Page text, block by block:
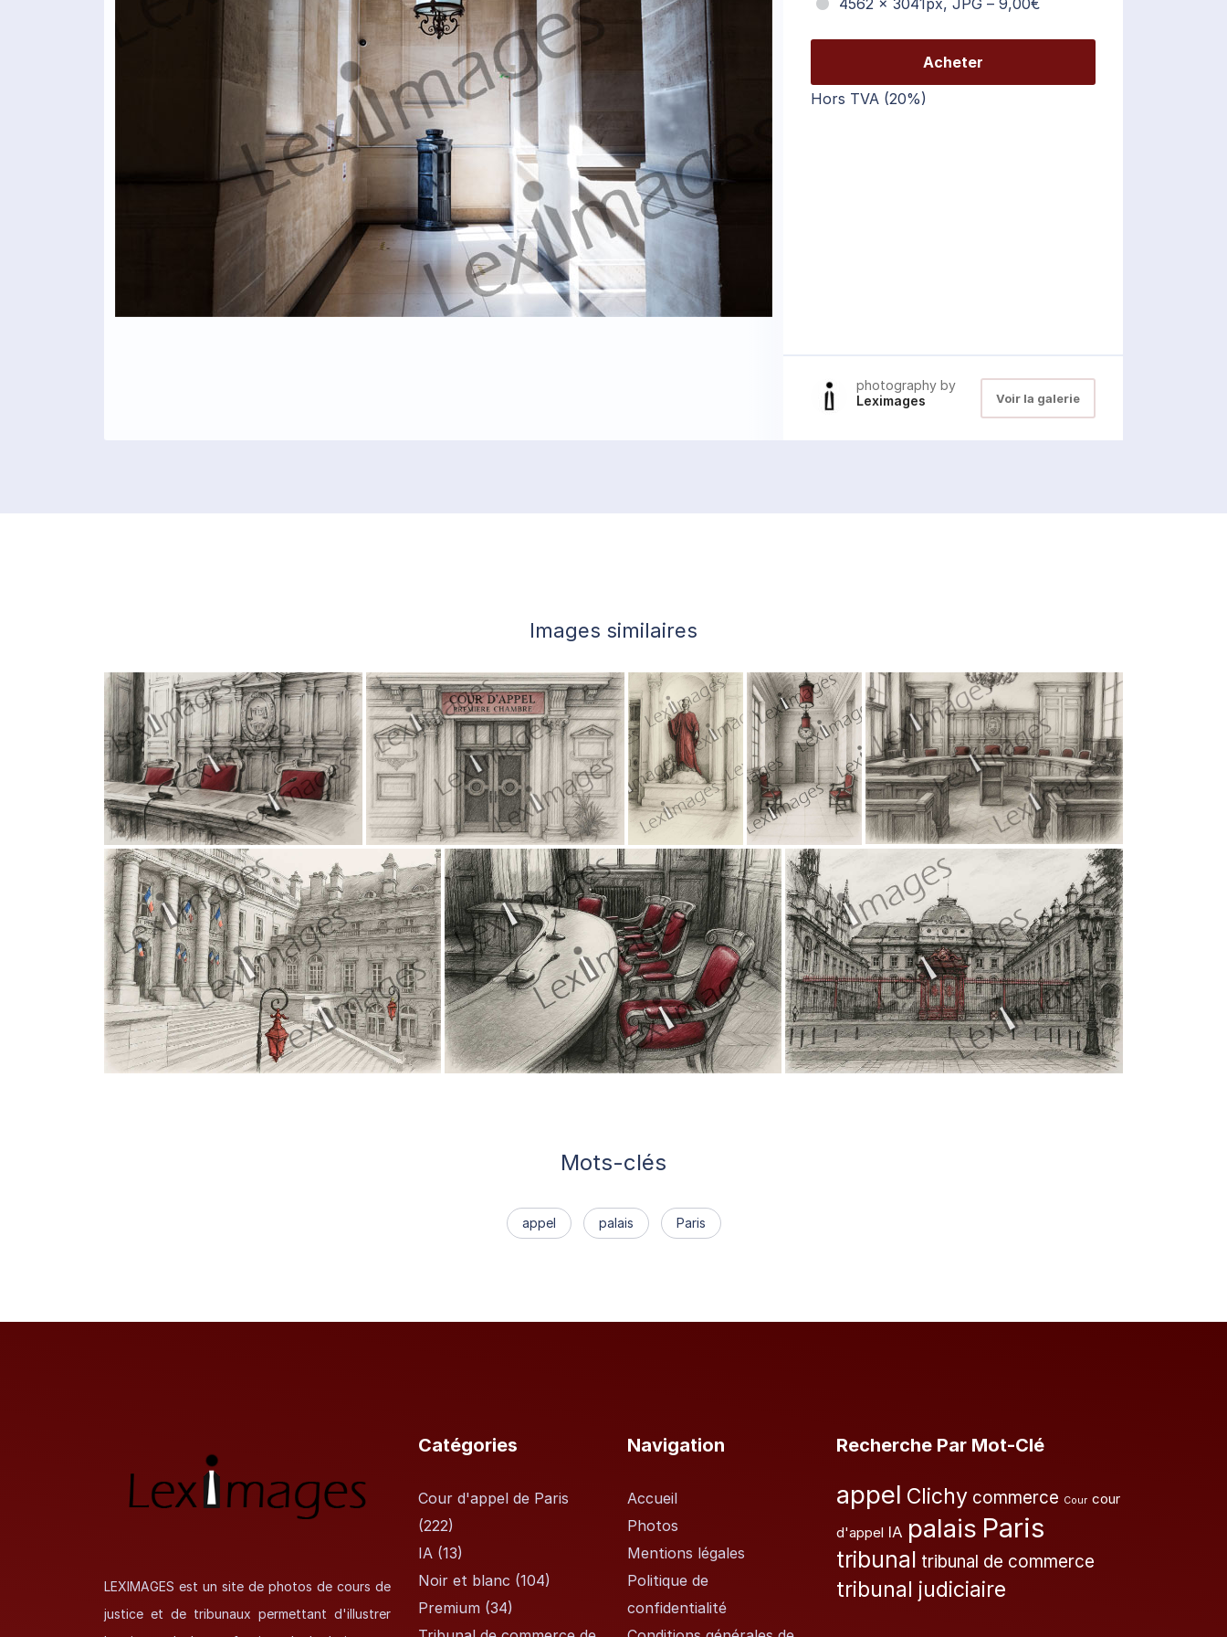
Acheter
Hors TVA (20%)
photography by
Leximages
Voir la galerie
Images similaires
Mots-clés
appel palais Paris
LEXIMAGES est un site de photos de cours de
justice et de tribunaux permettant d'illustrer
Catégories
Cour d'appel de Paris
(222)
IA(13)
Noir et blanc (104)
Premium(34)
Navigation
Accueil
Photos
Mentions légales
Politique de
confidentialité
Recherche Par Mot-Clé
appel Clichy commerce Cour cour
d'appel IA palais Paris
tribunal tribunal de commerce
tribunal judiciaire